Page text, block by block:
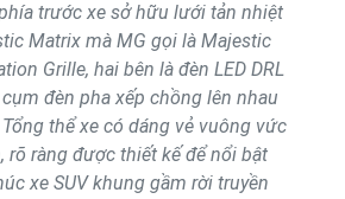
trước xe sở hữu lưới tản nhiệt
Matrix mà MG gọi là Majestic
Grille, hai bên là đèn LED DRL
đèn pha xếp chồng lên nhau
thể xe có dáng vẻ vuông vức
rõ ràng được thiết kế để nổi bật
xe SUV khung gầm rời truyền